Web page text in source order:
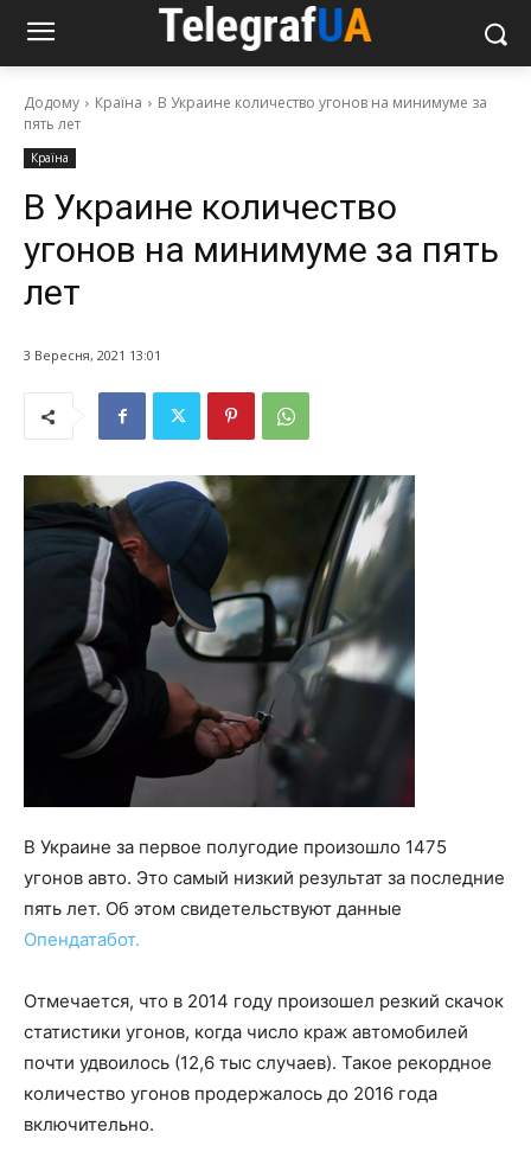
Додому Країна
В Украине количество угонов на минимуме за
пять лет
Країна
В Украине количество
угонов на минимуме за пять
лет
3 Вересня, 2021 13:01
В Украине за первое полугодие произошло 1475
угонов авто. Это самый низкий результат за последние
пять лет. Об этом свидетельствуют данные
Опендатабот.
Отмечается, что в 2014 году произошел резкий скачок
статистики угонов, когда число краж автомобилей
почти удвоилось (12,6 тыс случаев). Такое рекордное
количество угонов продержалось до 2016 года
включительно.